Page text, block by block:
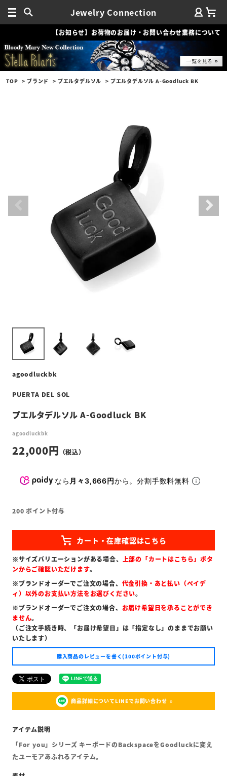
Jewelry Connection
【お知らせ】お荷物のお届け・お問い合わせ業務について
TOP ブランド プエルタデルソル プエルタデルソル A-Goodluck BK
agoodluckbk
PUERTA DEL SOL
プエルタデルソル A-Goodluck BK
agoodluckbk
22,000
なら 月々3,666円から。分割手数料無料
200 ポイント付与
※サイズバリエーションがある場合、 上部の「カートはこちら」ボタ
ンからご確認いただけます。
※ブランドオーダーでご注文の場合、 代金引換・あと払い（ペイデ
ィ）以外のお支払い方法をお選びください。
※ブランドオーダーでご注文の場合、 お届け希望日を承ることができ
ません。
（ご注文手続き時、「お届け希望日」は「指定なし」のままでお願い
いたします）
購入商品のレビューを書く(100ポイント付与)
商品詳細についてLINEでお問い合わせ
「For you」シリーズ キーボードのBackspaceをGoodluckに変え
たユーモアあふれるアイテム。